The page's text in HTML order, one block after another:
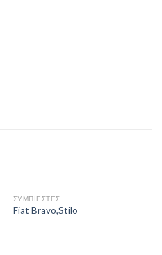
ΣΥΜΠΙΕΣΤΕΣ
Fiat Bravo,Stilo